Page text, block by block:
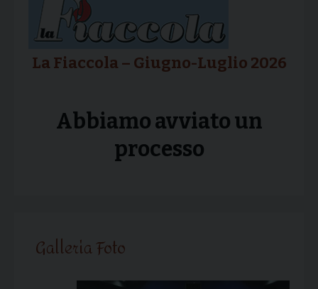
La Fiaccola – Giugno-Luglio 2026
Abbiamo avviato un
processo
Galleria Foto